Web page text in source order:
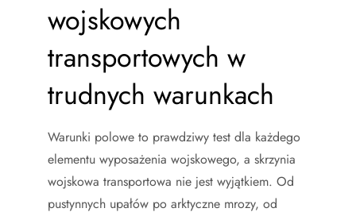
wojskowych
transportowych w
trudnych warunkach
Warunki polowe to prawdziwy test dla każdego
elementu wyposażenia wojskowego, a skrzynia
wojskowa transportowa nie jest wyjątkiem. Od
pustynnych upałów po arktyczne mrozy, od